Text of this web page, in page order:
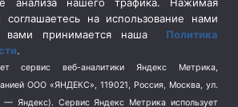
(404)
соглашаетесь на использование нами
вами принимается наша Политика
.
сервис веб-аналитики Яндекс Метрика,
ООО «ЯНДЕКС», 119021, Россия, Москва, ул.
— Яндекс). Сервис Яндекс Метрика использует